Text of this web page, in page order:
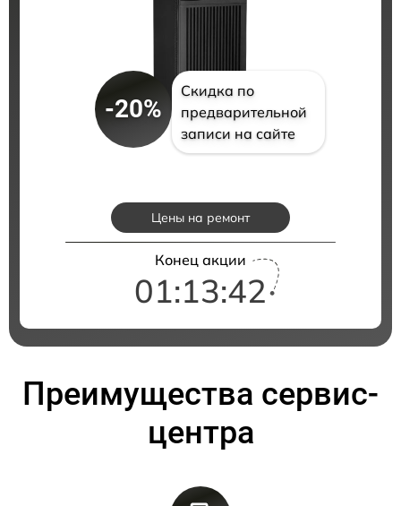
-20%
Скидка по
предварительной
записи на сайте
Цены на ремонт
Конец акции
01:13:41
Преимущества сервис-
центра